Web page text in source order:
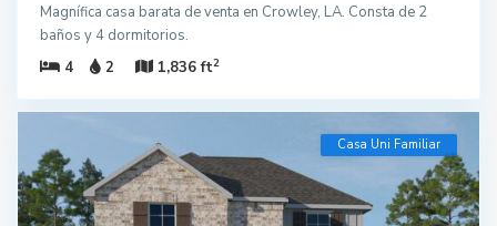
Magnífica casa barata de venta en Crowley, LA. Consta de 2
baños y 4 dormitorios.
4
2 1,836 ft2
Casa Uni Familiar